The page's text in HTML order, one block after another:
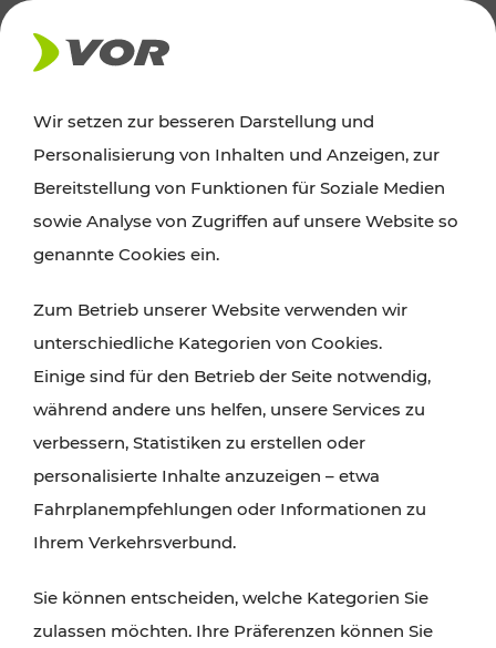
AKTUELLES
News
Alle wichtigen Meldungen zu Fahrplanänderungen,
finden Sie hier im Überblick.
Wir setzen zur besseren Darstellung und
Personalisierung von Inhalten und Anzeigen, zur
Bereitstellung von Funktionen für Soziale Medien
sowie Analyse von Zugriffen auf unsere Website so
genannte Cookies ein.
Zum Betrieb unserer Website verwenden wir
unterschiedliche Kategorien von Cookies.
Einige sind für den Betrieb der Seite notwendig,
während andere uns helfen, unsere Services zu
verbessern, Statistiken zu erstellen oder
personalisierte Inhalte anzuzeigen – etwa
Fahrplanempfehlungen oder Informationen zu
Ihrem Verkehrsverbund.
Sie können entscheiden, welche Kategorien Sie
zulassen möchten. Ihre Präferenzen können Sie